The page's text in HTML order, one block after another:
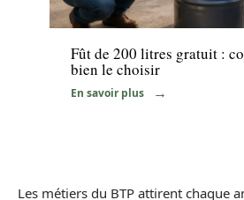
Jardin
Fût de 200 litres gratuit :
bien le choisir
En savoir plus
Les métiers du BTP attirent chaque